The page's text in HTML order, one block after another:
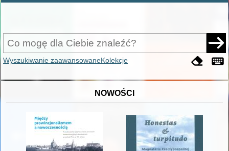
Wyszukiwanie zaawansowaneKolekcje
NOWOŚCI